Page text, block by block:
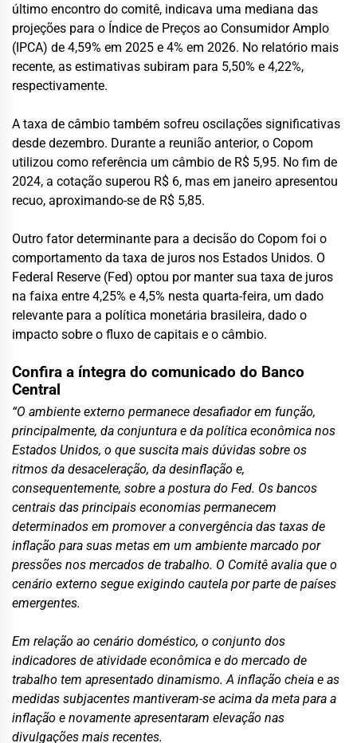
último encontro do comitê, indicava uma mediana das
projeções para o Índice de Preços ao Consumidor Amplo
(IPCA) de 4,59% em 2025 e 4% em 2026. No relatório mais
recente, as estimativas subiram para 5,50% e 4,22%,
respectivamente.
A taxa de câmbio também sofreu oscilações significativas
desde dezembro. Durante a reunião anterior, o Copom
utilizou como referência um câmbio de R$ 5,95. No fim de
2024, a cotação superou R$ 6, mas em janeiro apresentou
recuo, aproximando-se de R$ 5,85.
Outro fator determinante para a decisão do Copom foi o
comportamento da taxa de juros nos Estados Unidos. O
Federal Reserve (Fed) optou por manter sua taxa de juros
na faixa entre 4,25% e 4,5% nesta quarta-feira, um dado
relevante para a política monetária brasileira, dado o
impacto sobre o fluxo de capitais e o câmbio.
Confira a íntegra do comunicado do Banco
Central
“O ambiente externo permanece desafiador em função,
principalmente, da conjuntura e da política econômica nos
Estados Unidos, o que suscita mais dúvidas sobre os
ritmos da desaceleração, da desinflação e,
consequentemente, sobre a postura do Fed. Os bancos
centrais das principais economias permanecem
determinados em promover a convergência das taxas de
inflação para suas metas em um ambiente marcado por
pressões nos mercados de trabalho. O Comitê avalia que o
cenário externo segue exigindo cautela por parte de países
emergentes.
Em relação ao cenário doméstico, o conjunto dos
indicadores de atividade econômica e do mercado de
trabalho tem apresentado dinamismo. A inflação cheia e as
medidas subjacentes mantiveram-se acima da meta para a
inflação e novamente apresentaram elevação nas
divulgações mais recentes.